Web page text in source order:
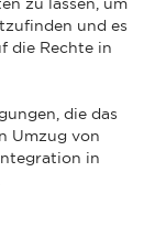
und es
die Rechte in
die das
Umzug von
in